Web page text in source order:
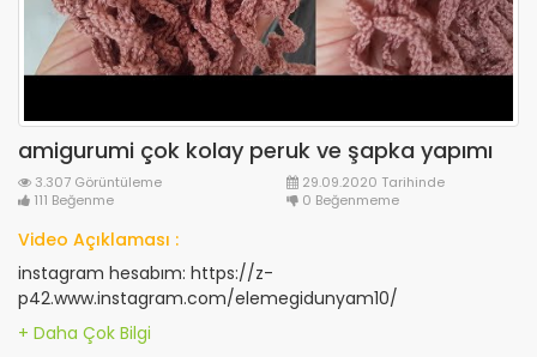
amigurumi çok kolay peruk ve şapka yapımı
3.307 Görüntüleme
29.09.2020 Tarihinde
111 Beğenme
0 Beğenmeme
Video Açıklaması :
instagram hesabım: https://z-
p42.www.instagram.com/elemegidunyam10/